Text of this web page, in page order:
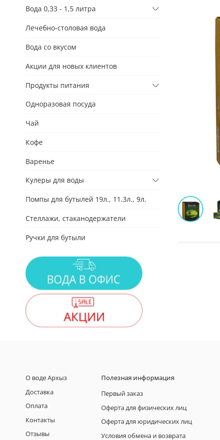
Вода 0,33 - 1,5 литра
Лечебно-столовая вода
Вода со вкусом
Акции для новых клиентов
Продукты питания
Одноразовая посуда
Чай
Кофе
Варенье
Кулеры для воды
Помпы для бутылей 19л., 11.3л., 9л.
Стеллажи, стаканодержатели
Ручки для бутыли
О воде Архыз
Доставка
Оплата
Контакты
Отзывы
Полезная информация
Первый заказ
Оферта для физических лиц
Оферта для юридических лиц
Условия обмена и возврата